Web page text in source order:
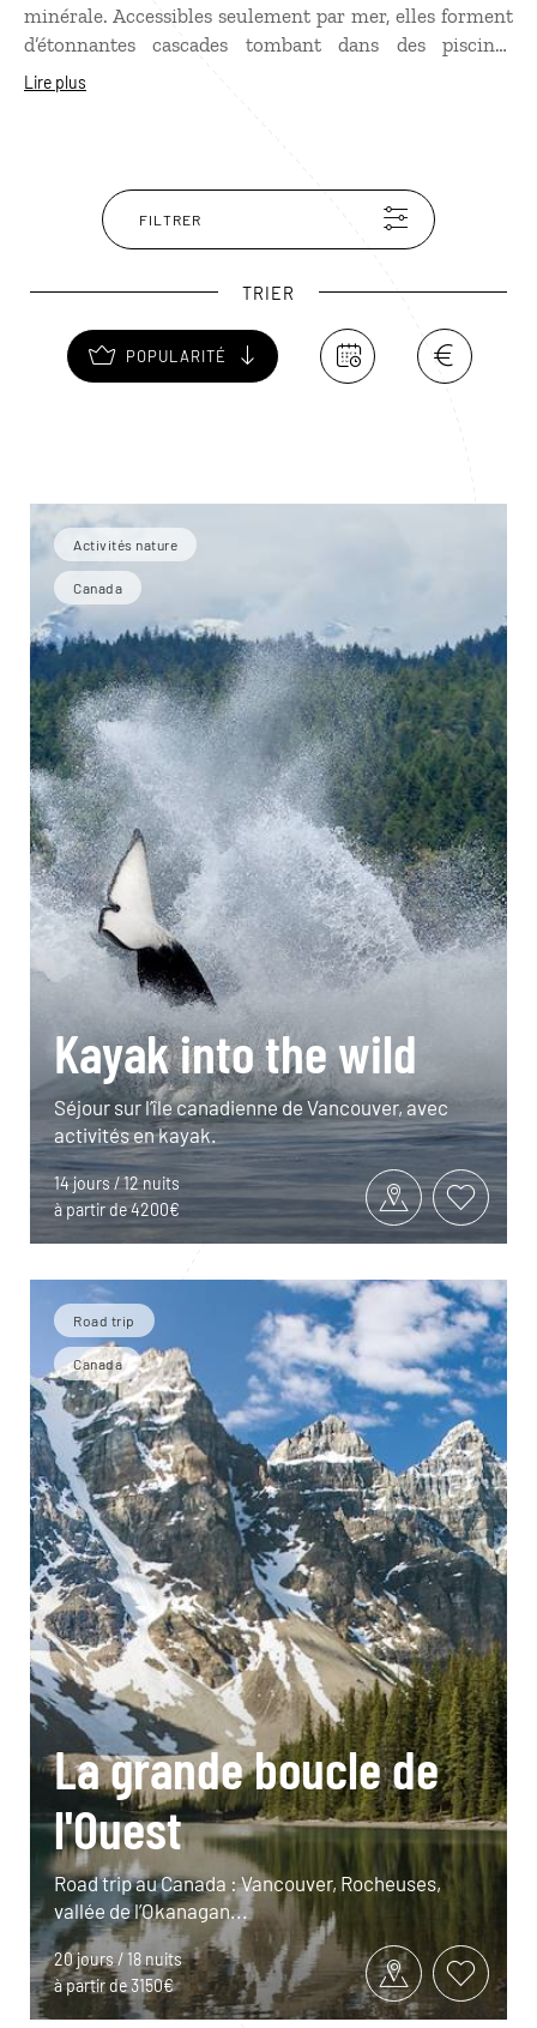
minérale. Accessibles seulement par mer, elles forment
d’étonnantes cascades tombant dans des piscines
naturelles, dont la température, qui avoisine les 50° C,
Lire plus
FILTRER
TRIER
POPULARITÉ
Activités nature
Canada
Kayak into the wild
Séjour sur l’île canadienne de Vancouver, avec
activités en kayak.
14 jours / 12 nuits
à partir de 4200€
Road trip
Canada
La grande boucle de
l'Ouest
Road trip au Canada : Vancouver, Rocheuses,
vallée de l’Okanagan...
20 jours / 18 nuits
à partir de 3150€